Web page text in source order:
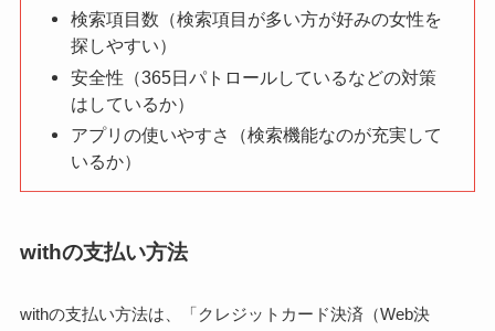
検索項目数（検索項目が多い方が好みの女性を
探しやすい）
安全性（365日パトロールしているなどの対策
はしているか）
アプリの使いやすさ（検索機能なのが充実して
いるか）
withの支払い方法
withの支払い方法は、「クレジットカード決済（Web決